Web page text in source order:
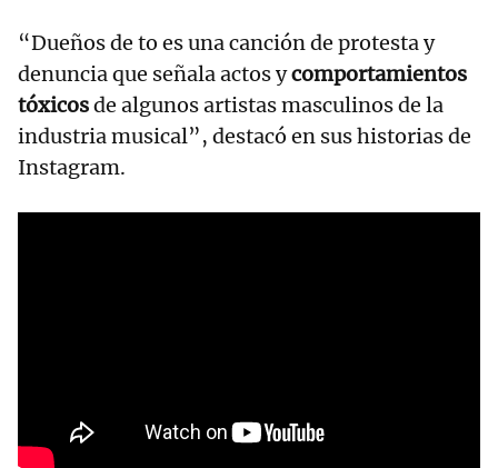
“Dueños de to es una canción de protesta y
denuncia que señala actos ycomportamientos
tóxicosde algunos artistas masculinos de la
industria musical”, destacó en sus historias de
Instagram.